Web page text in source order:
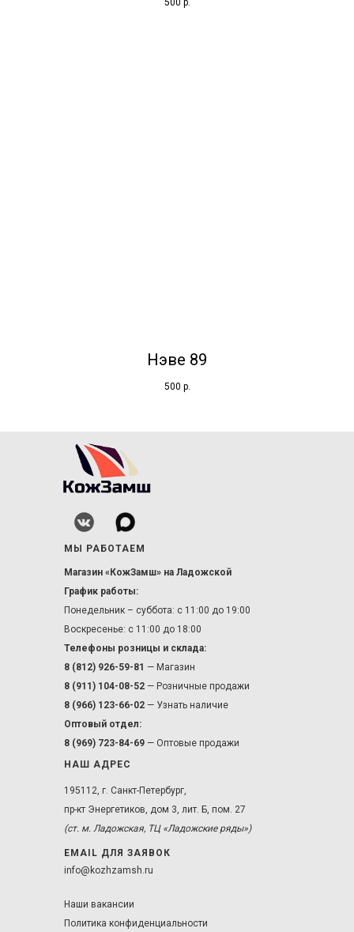
Нэве 89
500 р.
МЫ РАБОТАЕМ
Магазин «КожЗамш» на Ладожской
График работы:
Понедельник – суббота: с 11:00 до 19:00
Воскресенье: с 11:00 до 18:00
Телефоны розницы и склада:
8 (812) 926-59-81 — Магазин
8 (911) 104-08-52 — Розничные продажи
8 (966) 123-66-02 — Узнать наличие
Оптовый отдел:
8 (969) 723-84-69 — Оптовые продажи
НАШ АДРЕС
EMAIL ДЛЯ ЗАЯВОК
195112, г. Санкт-Петербург,
пр-кт Энергетиков, дом 3, лит. Б, пом. 27
(ст. м. Ладожская, ТЦ «Ладожские ряды»)
info@kozhzamsh.ru
Наши вакансии
Политика конфиденциальности